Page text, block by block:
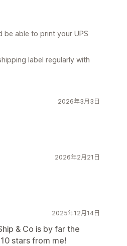
be able to print your UPS
label regularly with
2026年3月3日
2026年2月21日
2025年12月14日
& Co is by far the
stars from me!